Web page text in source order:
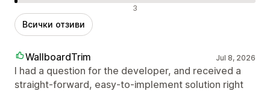
Отрицателни отзиви 3
Всички отзиви
WallboardTrim Jul 8, 2026
I had a question for the developer, and received a
straight-forward, easy-to-implement solution right